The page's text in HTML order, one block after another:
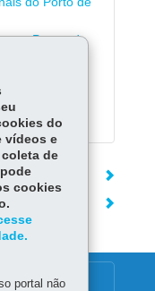
nos Portos do
dos
do
vídeos e
de
cookies
portal não